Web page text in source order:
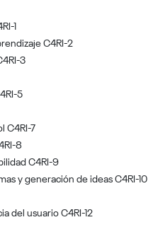
1
C4RI-2
3
5
C4RI-7
8
C4RI-9
y generación de ideas C4RI-10
del usuario C4RI-12